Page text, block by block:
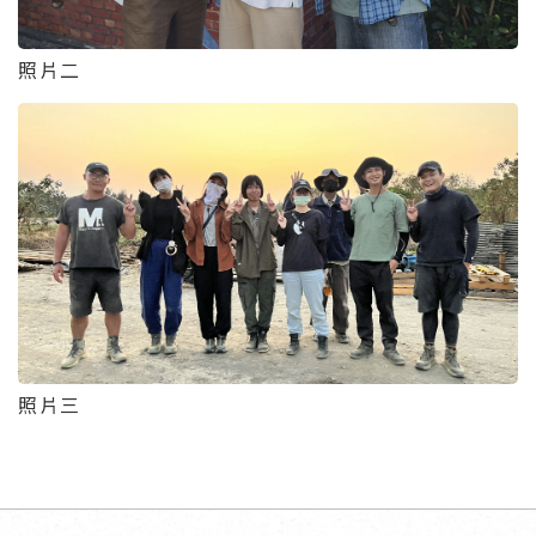
照片二
照片三
回頂端